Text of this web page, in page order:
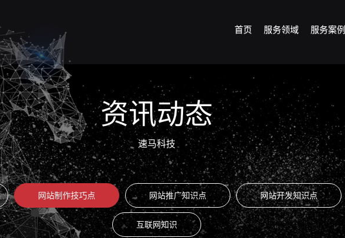
首页 服务领域 服务案例
资讯动态
速马科技
网站制作技巧点 网站推广知识点 网站开发知识点
互联网知识